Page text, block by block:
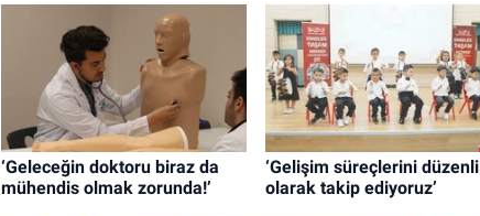
‘Geleceğin doktoru biraz da
mühendis olmak zorunda!’
‘Gelişim süreçlerini düzenli
olarak takip ediyoruz’